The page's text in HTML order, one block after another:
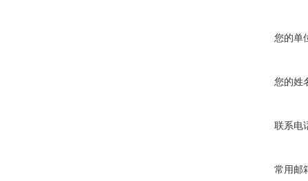
您的单
您的姓
联系电
常用邮